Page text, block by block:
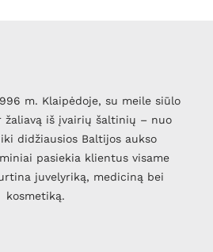
m. Klaipėdoje, su meile siūlo
iš įvairių šaltinių – nuo
didžiausios Baltijos aukso
pasiekia klientus visame
juvelyriką, mediciną bei
kosmetiką.